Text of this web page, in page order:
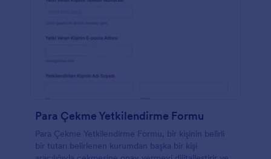
Para Çekme Yetkilendirme Formu
Para Çekme Yetkilendirme Formu, bir kişinin belirli
bir tutarı belirlenen kurumdan başka bir kişi